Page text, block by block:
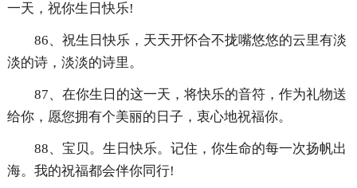
一天，祝你生日快乐!
86、祝生日快乐，天天开怀合不拢嘴悠悠的云里有淡
淡的诗，淡淡的诗里。
87、在你生日的这一天，将快乐的音符，作为礼物送
给你，愿您拥有个美丽的日子，衷心地祝福你。
88、宝贝。生日快乐。记住，你生命的每一次扬帆出
海。我的祝福都会伴你同行!